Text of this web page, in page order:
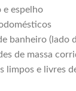
e espelho
banheiro (lado
de massa
limpos e livres